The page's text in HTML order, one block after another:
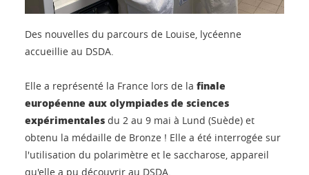
Des nouvelles du parcours de Louise, lycéenne
accueillie au DSDA.
Elle a représenté la France lors de la finale
européenne aux olympiades de sciences
expérimentales du 2 au 9 mai à Lund (Suède) et
obtenu la médaille de Bronze ! Elle a été interrogée sur
l'utilisation du polarimètre et le saccharose, appareil
qu'elle a pu découvrir au DSDA.